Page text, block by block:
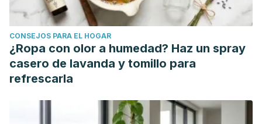
pid=S0864-
21762005000100011&script=sci_arttext&tlng=pt . Accessed
07/12/2020.
Colegio Oficial de Ópticos-Optometristas de Andalucía.
"Gafas de sol no homologadas".
Duro Mota E, Campillos Páez M, Causín Serrano S
CONSEJOS PARA EL HOGAR
¿Ropa con olor a humedad? Haz un spray
casero de lavanda y tomillo para
refrescarla